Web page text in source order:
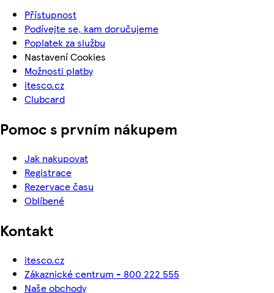
Přístupnost
Podívejte se, kam doručujeme
Poplatek za službu
Nastavení Cookies
Možnosti platby
itesco.cz
Clubcard
Pomoc s prvním nákupem
Jak nakupovat
Registrace
Rezervace času
Oblíbené
Kontakt
itesco.cz
Zákaznické centrum - 800 222 555
Naše obchody